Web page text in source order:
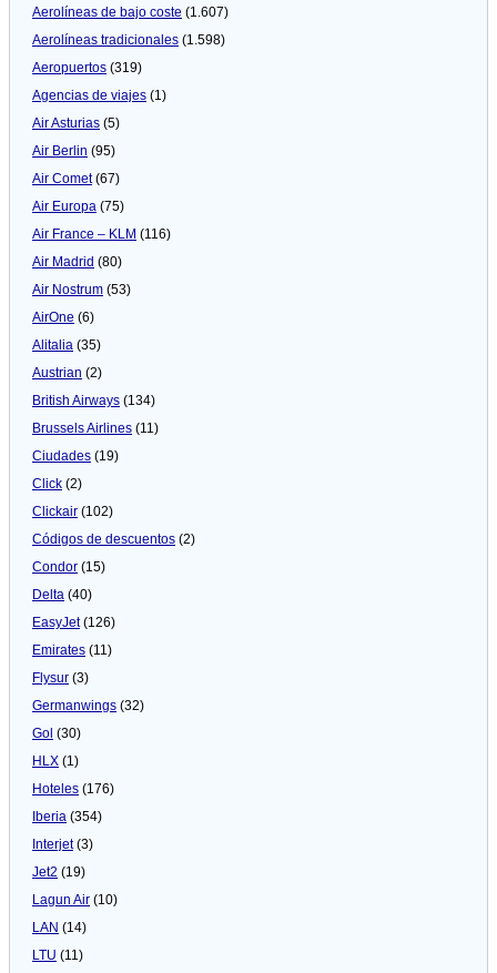
Aerolíneas de bajo coste (1.607)
Aerolíneas tradicionales (1.598)
Aeropuertos (319)
Agencias de viajes (1)
Air Asturias (5)
Air Berlin (95)
Air Comet(67)
Air Europa (75)
Air France – KLM (116)
Air Madrid (80)
Air Nostrum (53)
AirOne (6)
Alitalia (35)
Austrian (2)
British Airways (134)
Brussels Airlines (11)
Ciudades (19)
Click (2)
Clickair (102)
Códigos de descuentos (2)
Condor (15)
Delta (40)
EasyJet(126)
Emirates (11)
Flysur (3)
Germanwings (32)
Gol (30)
HLX (1)
Hoteles (176)
Iberia (354)
Interjet(3)
Jet2 (19)
Lagun Air (10)
LAN (14)
LTU (11)